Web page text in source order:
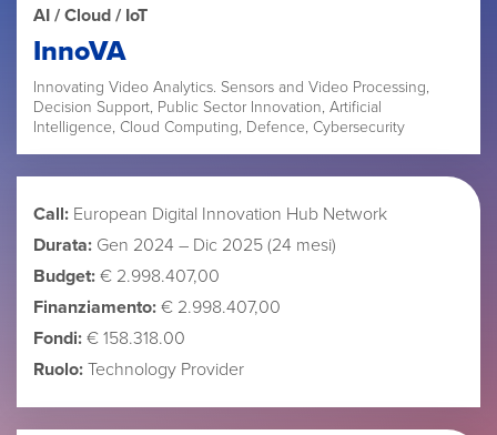
AI / Cloud / IoT
InnoVA
Innovating Video Analytics. Sensors and Video Processing,
Decision Support, Public Sector Innovation, Artificial
Intelligence, Cloud Computing, Defence, Cybersecurity
Call: European Digital Innovation Hub Network
Durata: Gen 2024 – Dic 2025 (24 mesi)
Budget: € 2.998.407,00
Finanziamento: € 2.998.407,00
Fondi: € 158.318.00
Ruolo: Technology Provider